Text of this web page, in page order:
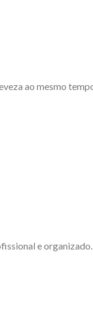
ao mesmo
e organizado.